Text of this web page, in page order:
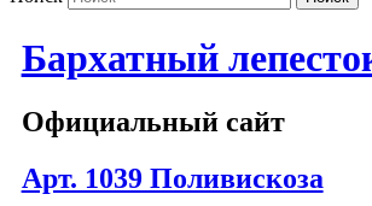
Бархатный
Официальный сайт
Арт. 1039 Поливискоза